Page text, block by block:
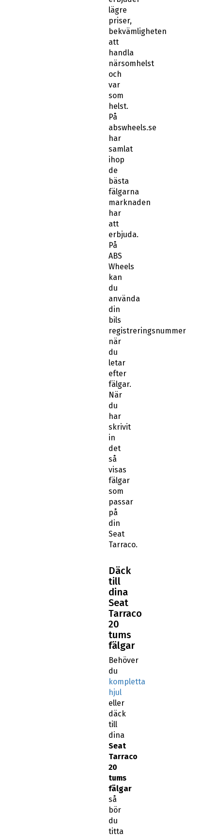
lägre
priser,
bekvämligheten
att
handla
närsomhelst
och
var
som
helst.
På
abswheels.se
har
samlat
ihop
de
bästa
fälgarna
marknaden
har
att
erbjuda.
På
ABS
Wheels
kan
du
använda
din
bils
registreringsnummer
när
du
letar
efter
fälgar.
När
du
har
skrivit
in
det
så
visas
fälgar
som
passar
på
din
Seat
Tarraco.
Däck
till
dina
Seat
Tarraco
20
tums
fälgar
Behöver
du
kompletta
hjul
eller
däck
till
dina
Seat
Tarraco
20
tums
fälgar
så
bör
du
titta